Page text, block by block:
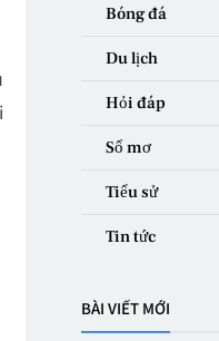
Bóng đá
Du lịch
Hỏi đáp
Sổ mơ
Tiểu sử
Tin tức
BÀI VIẾT MỚI